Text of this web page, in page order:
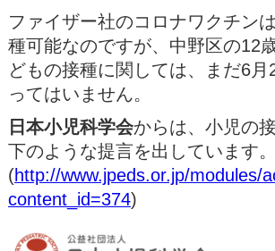
ファイザー社のコロナワクチン
種可能なのですが、中野区の12
どもの接種に関しては、まだ6月
ってはいません。
日本小児科学会からは、小児の
下のような提言を出しています。
(http://www.jpeds.or.jp/modules/
content_id=374)